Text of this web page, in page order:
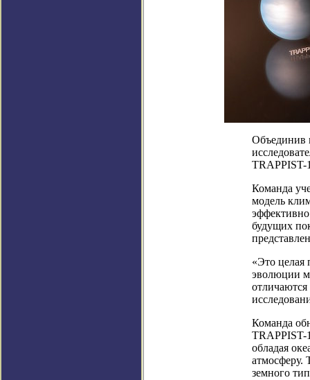
Объединив
TRAPPIST-
Команда
модель
будущих
«Это целая
эволюции
Команда
TRAPPIST-
обладая
атмосферу.
земного